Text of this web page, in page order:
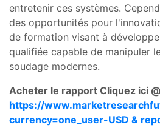
entretenir ces systèmes.
des opportunités pour
de formation visant à
qualifiée capable de manipuler
soudage modernes.
Acheter le rapport Cliquez ici @
https://
currency=one_user-USD &